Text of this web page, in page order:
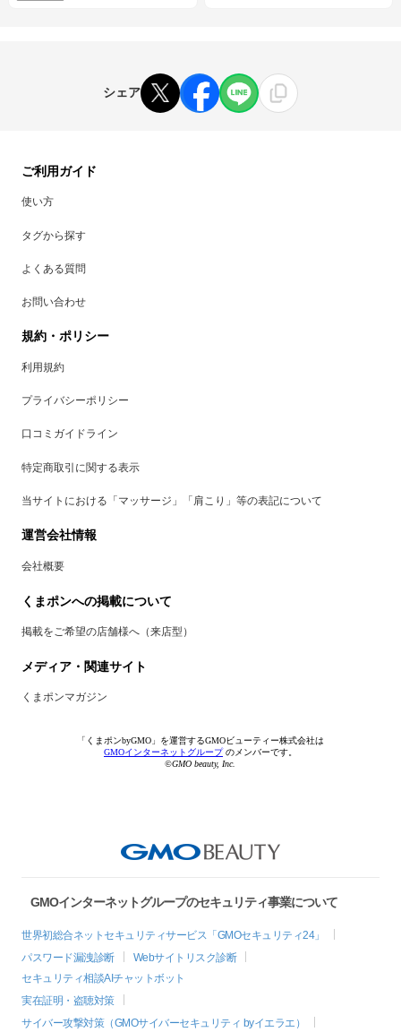
シェア
ご利用ガイド
使い方
タグから探す
よくある質問
お問い合わせ
規約・ポリシー
利用規約
プライバシーポリシー
口コミガイドライン
特定商取引に関する表示
当サイトにおける「マッサージ」「肩こり」等の表記について
運営会社情報
会社概要
くまポンへの掲載について
掲載をご希望の店舗様へ（来店型）
メディア・関連サイト
くまポンマガジン
「くまポンbyGMO」を運営するGMOビューティー株式会社は
GMOインターネットグループのメンバーです。
©GMO beauty, Inc.
GMOインターネットグループのセキュリティ事業について
世界初総合ネットセキュリティサービス「GMOセキュリティ24」
パスワード漏洩診断
Webサイトリスク診断
セキュリティ相談AIチャットボット
実在証明・盗聴対策
サイバー攻撃対策（GMOサイバーセキュリティ byイエラエ）